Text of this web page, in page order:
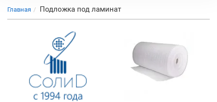
Главная Подложка под ламинат